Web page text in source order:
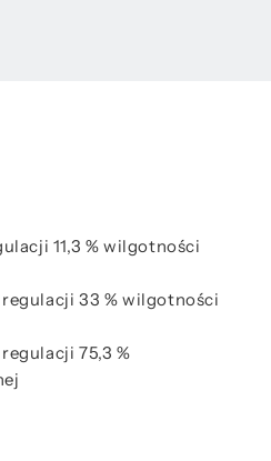
11,3 % wilgotności
33 % wilgotności
75,3 %